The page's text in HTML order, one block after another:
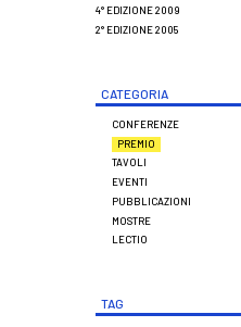
4° EDIZIONE 2009
2° EDIZIONE 2005
CATEGORIA
CONFERENZE
PREMIO
TAVOLI
EVENTI
PUBBLICAZIONI
MOSTRE
LECTIO
TAG